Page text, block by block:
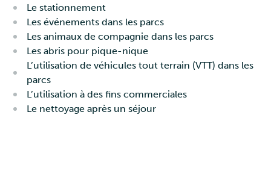
Le stationnement
Les événements dans les parcs
Les animaux de compagnie dans les parcs
Les abris pour pique-nique
L’utilisation de véhicules tout terrain (VTT) dans les
parcs
L’utilisation à des fins commerciales
Le nettoyage après un séjour